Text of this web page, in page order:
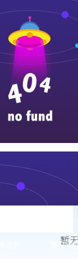
送中秋礼物的途中遇到
你是西点勇猛的小战士
预订须